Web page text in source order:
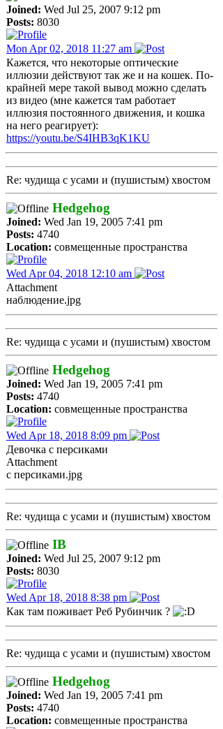
Joined: Wed Jul 25, 2007 9:12 pm
Posts: 8030
Mon Apr 02, 2018 11:27 am
Кажется, что некоторые оптические
иллюзии действуют так же и на кошек. По-
крайней мере такой вывод можно сделать
из видео (мне кажется там работает
иллюзия постоянного движения, и кошка
на него реагирует):
https://youtu.be/S4IHB3qK1KU
Re: чудища с усами и (пушистым) хвостом
Hedgehog
Joined: Wed Jan 19, 2005 7:41 pm
Posts: 4740
Location: совмещенные пространства
Wed Apr 04, 2018 12:10 am
Attachment
наблюдение.jpg
Re: чудища с усами и (пушистым) хвостом
Hedgehog
Joined: Wed Jan 19, 2005 7:41 pm
Posts: 4740
Location: совмещенные пространства
Wed Apr 18, 2018 8:09 pm
Девочка с персиками
Attachment
с персиками.jpg
Re: чудища с усами и (пушистым) хвостом
IB
Joined: Wed Jul 25, 2007 9:12 pm
Posts: 8030
Wed Apr 18, 2018 8:38 pm
Как там поживает Реб Рубинчик ?
Re: чудища с усами и (пушистым) хвостом
Hedgehog
Joined: Wed Jan 19, 2005 7:41 pm
Posts: 4740
Location: совмещенные пространства